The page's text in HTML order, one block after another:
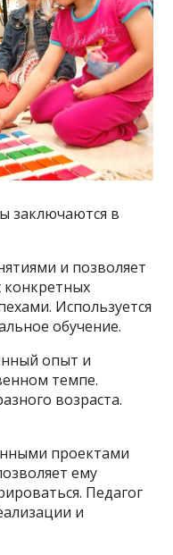
заключаются в
и позволяет
конкретных
Используется
обучение.
опыт и
темпе.
возраста.
проектами
ему
Педагог
и